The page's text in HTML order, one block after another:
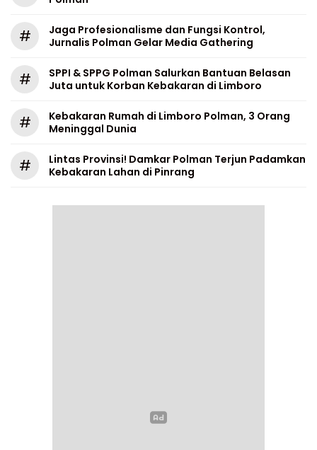
#
Jaga Profesionalisme dan Fungsi Kontrol,
Jurnalis Polman Gelar Media Gathering
#
SPPI & SPPG Polman Salurkan Bantuan Belasan
Juta untuk Korban Kebakaran di Limboro
#
Kebakaran Rumah di Limboro Polman, 3 Orang
Meninggal Dunia
#
Lintas Provinsi! Damkar Polman Terjun Padamkan
Kebakaran Lahan di Pinrang